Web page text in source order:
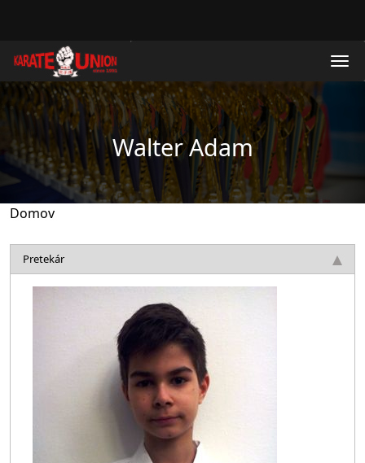
Walter Adam
Domov
Pretekár